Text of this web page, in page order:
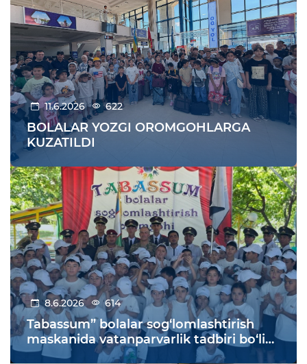
11.6.2026 622
BOLALAR YOZGI OROMGOHLARGA
KUZATILDI
8.6.2026 614
Tabassum” bolalar sog‘lomlashtirish
maskanida vatanparvarlik tadbiri bo‘lib
o‘tdi